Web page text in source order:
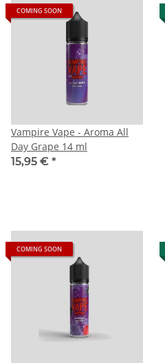
COMING SOON
Vampire Vape - Aroma All
Day Grape 14 ml
15,95 € *
COMING SOON